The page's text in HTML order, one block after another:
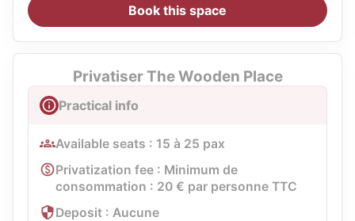
Book this space
Privatiser The Wooden Place
Practical info
Available seats : 15 à 25 pax
Privatization fee : Minimum de
consommation : 20 € par personne TTC
Deposit : Aucune